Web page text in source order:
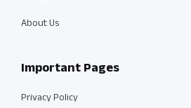
About Us
Important Pages
Privacy Policy